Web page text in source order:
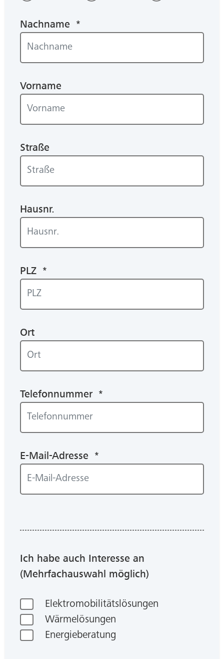
Nachname *
Vorname
Straße
Hausnr.
PLZ *
Ort
Telefonnummer *
E-Mail-Adresse *
Ich habe auch Interesse an
(Mehrfachauswahl möglich)
Elektromobilitätslösungen
Wärmelösungen
Energieberatung